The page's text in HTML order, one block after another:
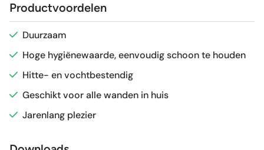
Glans / Mat Mat
Gerectificeerd Nee
Vorstbestendig
Productvoordelen
Duurzaam
Hoge hygiënewaarde, eenvoudig schoon te houden
Hitte- en vochtbestendig
Geschikt voor alle wanden in huis
Jarenlang plezier